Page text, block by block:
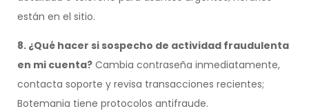
están en el sitio.
8. ¿Qué hacer si sospecho de actividad fraudulenta
en mi cuenta? Cambia contraseña inmediatamente,
contacta soporte y revisa transacciones recientes;
Botemania tiene protocolos antifraude.